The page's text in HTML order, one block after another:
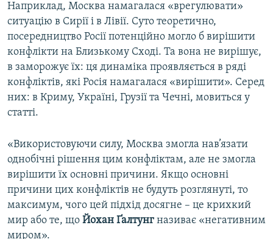
Наприклад, Москва намагалася «врегулювати»
ситуацію в Сирії і в Лівії. Суто теоретично,
посередництво Росії потенційно могло б вирішити
конфлікти на Близькому Сході. Та вона не вирішує,
в заморожує їх: ця динаміка проявляється в ряді
конфліктів, які Росія намагалася «вирішити». Серед
них: в Криму, Україні, Грузії та Чечні, мовиться у
статті.
«Використовуючи силу, Москва змогла нав’язати
однобічні рішення цим конфліктам, але не змогла
вирішити їх основні причини. Якщо основні
причини цих конфліктів не будуть розглянуті, то
максимум, чого цей підхід досягне – це крихкий
мир або те, що Йохан Ґалтунг називає «негативним
миром».